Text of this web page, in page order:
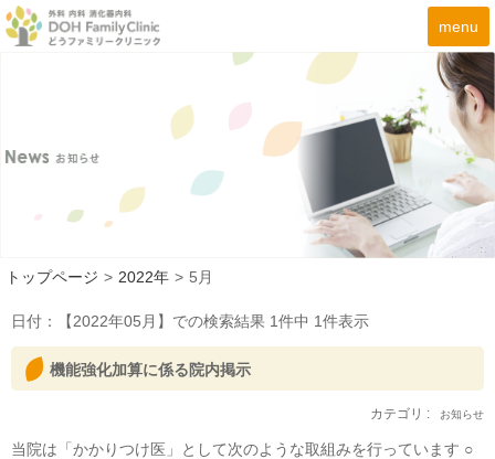
menu
トップページ > 2022年 > 5月
日付：【2022年05月 】での検索結果 1件中 1件表示
機能強化加算に係る院内掲示
カテゴリ : お知らせ
当院は「かかりつけ医」として次のような取組みを行っています ○